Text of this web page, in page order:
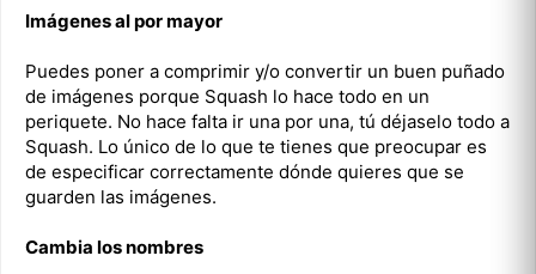
Imágenes al por mayor
Puedes poner a comprimir y/o convertir un buen puñado
de imágenes porque Squash lo hace todo en un
periquete. No hace falta ir una por una, tú déjaselo todo a
Squash. Lo único de lo que te tienes que preocupar es
de especificar correctamente dónde quieres que se
guarden las imágenes.
Cambia los nombres